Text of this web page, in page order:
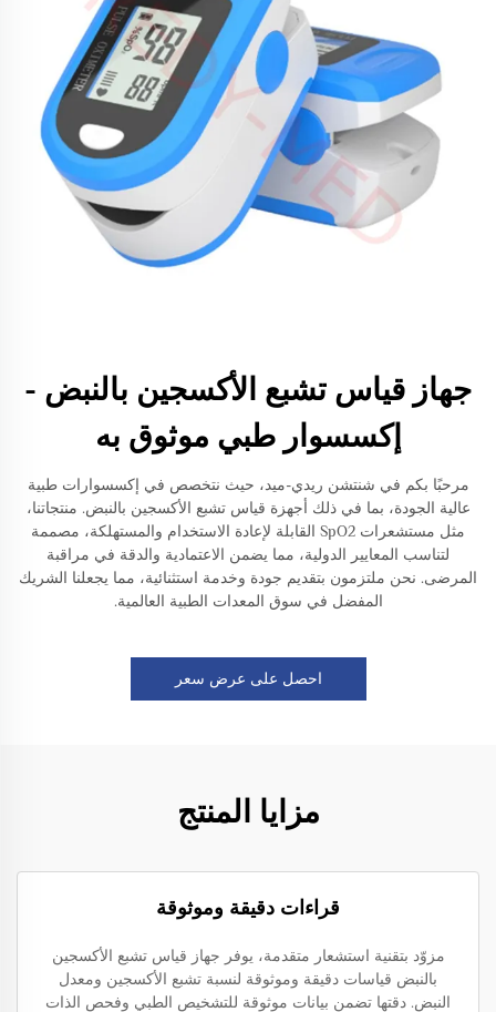
جهاز قياس تشبع الأكسجين بالنبض -
إكسسوار طبي موثوق به
مرحبًا بكم في شنتشن ريدي-ميد، حيث نتخصص في إكسسوارات طبية
عالية الجودة، بما في ذلك أجهزة قياس تشبع الأكسجين بالنبض. منتجاتنا،
مثل مستشعرات SpO2 القابلة لإعادة الاستخدام والمستهلكة، مصممة
لتناسب المعايير الدولية، مما يضمن الاعتمادية والدقة في مراقبة
المرضى. نحن ملتزمون بتقديم جودة وخدمة استثنائية، مما يجعلنا الشريك
المفضل في سوق المعدات الطبية العالمية.
احصل على عرض سعر
مزايا المنتج
قراءات دقيقة وموثوقة
مزوّد بتقنية استشعار متقدمة، يوفر جهاز قياس تشبع الأكسجين
بالنبض قياسات دقيقة وموثوقة لنسبة تشبع الأكسجين ومعدل
النبض. دقتها تضمن بيانات موثوقة للتشخيص الطبي وفحص الذات